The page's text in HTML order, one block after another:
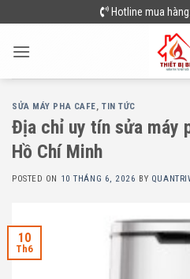
to
content
Hotline mua
SỬA MÁY PHA CAFE,TIN TỨC
Địa chỉ uy tín sửa máy
Hồ Chí Minh
POSTED ON 10 THÁNG 6, 2026 BY
10
Th6